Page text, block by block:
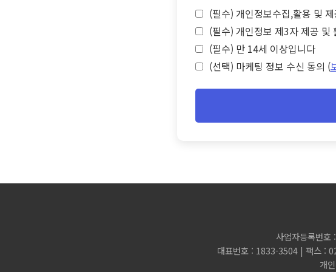
(필수) 개인정보수집,활용 및
(필수) 개인정보 제3자 제공 및
(필수) 만 14세 이상입니다
(선택) 마케팅 정보 수신 동의 (
사업자등록번
대표번호 : 1833-3504 | 팩스 :
개